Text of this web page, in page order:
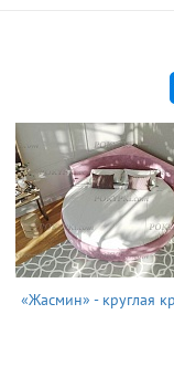
«Жасмин» - круглая